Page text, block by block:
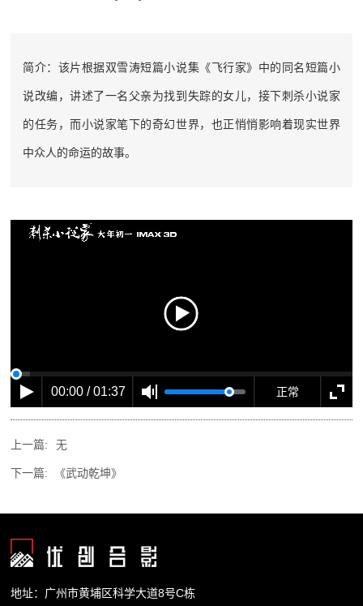
简介：该片根据双雪涛短篇小说集《飞行家》中的同名短篇小
说改编，讲述了一名父亲为找到失踪的女儿，接下刺杀小说家
的任务，而小说家笔下的奇幻世界，也正悄悄影响着现实世界
中众人的命运的故事。
00:00 / 01:37 正常
上一篇: 无
下一篇: 《武动乾坤》
地址：广州市黄埔区科学大道8号C栋